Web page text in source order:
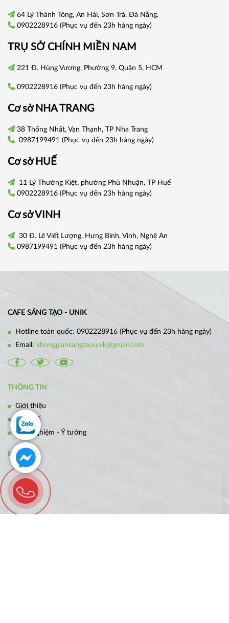
64 Lý Thánh Tông, An Hải, Sơn Trà, Đà Nẵng.
0902228916(Phục vụ đến 23h hàng ngày)
TRỤ SỞ CHÍNH MIỀN NAM
221 Đ. Hùng Vương, Phường 9, Quận 5, HCM
0902228916(Phục vụ đến 23h hàng ngày)
Cơ sởNHA TRANG
38 Thống Nhất, Vạn Thạnh, TP Nha Trang
0987199491(Phục vụ đến 23h hàng ngày)
Cơ sởHUẾ
11 Lý Thường Kiệt, phường Phú Nhuận, TP Huế
0902228916(Phục vụ đến 23h hàng ngày)
Cơ sở VINH
30 Đ. Lê Viết Lượng, Hưng Bình, Vinh, Nghệ An
0987199491(Phục vụ đến 23h hàng ngày)
CAFE SÁNG TẠO - UNIK
Hotline toàn quốc: 0902228916 (Phục vụ đến 23h hàng ngày)
Email: khonggiansangtaounik@gmail.com
THÔNG TIN
Giới thiệu
Thiết kế
Kinh nghiệm - Ý tưởng
BẢN ĐỒ